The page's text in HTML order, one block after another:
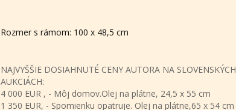
Rozmer s rámom: 100 x 48,5 cm
NAJVYŠŠIE DOSIAHNUTÉ CENY AUTORA NA SLOVENSKÝCH
AUKCIÁCH:
4 000 EUR , - Môj domov.Olej na plátne, 24,5 x 55 cm
1 350 EUR, - Spomienku opatruje. Olej na plátne,65 x 54 cm